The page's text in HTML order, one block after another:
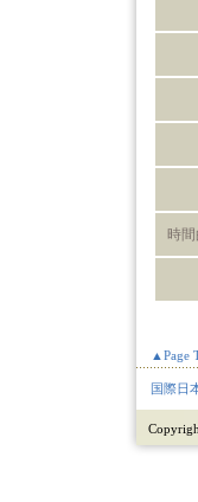
時
▲Page
国際日